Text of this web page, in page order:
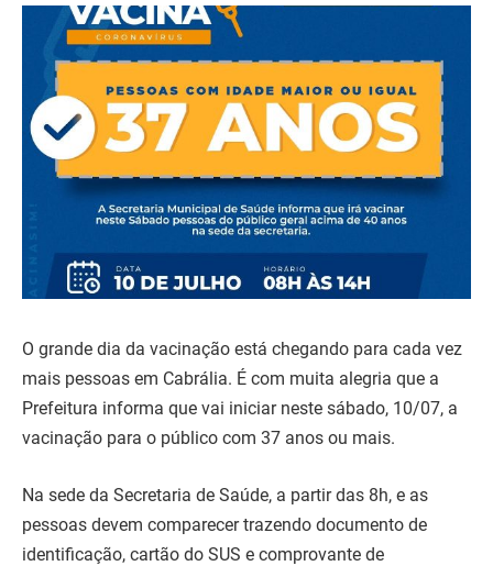
O grande dia da vacinação está chegando para cada vez
mais pessoas em Cabrália. É com muita alegria que a
Prefeitura informa que vai iniciar neste sábado, 10/07, a
vacinação para o público com 37 anos ou mais.
Na sede da Secretaria de Saúde, a partir das 8h, e as
pessoas devem comparecer trazendo documento de
identificação, cartão do SUS e comprovante de